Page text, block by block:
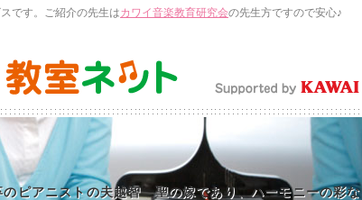
です。ご紹介の先生はカワイ音楽教育研究会の先生方ですので安心♪
ピアニストの夫越智 聖の嫁であり、ハーモニーの彩な